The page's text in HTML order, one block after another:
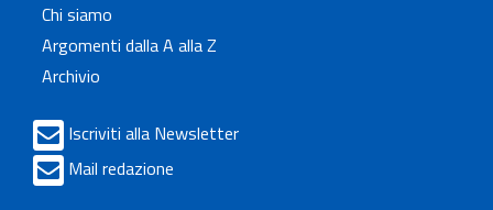
Chi siamo
Argomenti dalla A alla Z
Archivio
Iscriviti alla Newsletter
Mail redazione